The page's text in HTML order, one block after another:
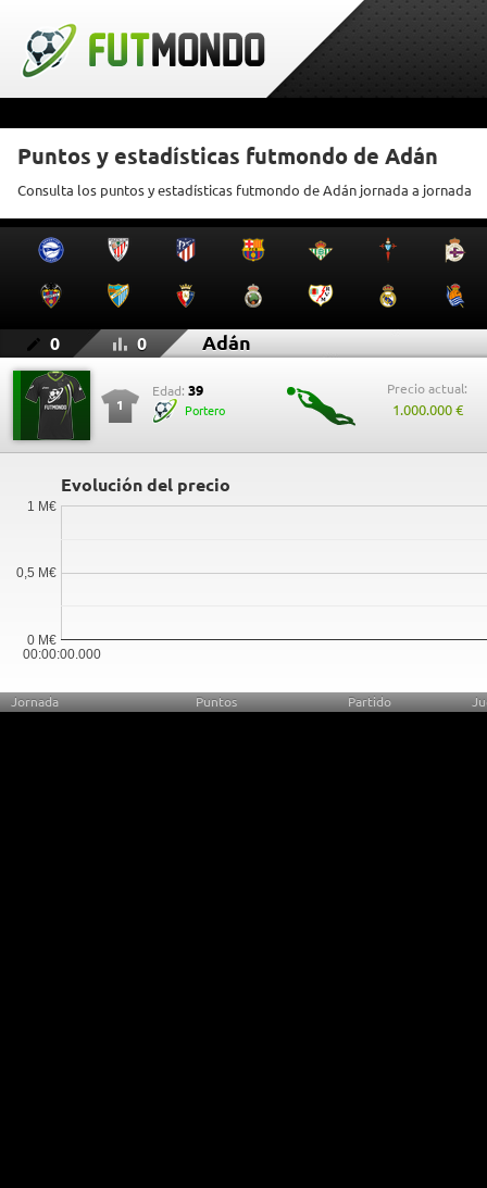
Puntos y estadísticas futmondo de Adán
Consulta los puntos y estadísticas futmondo de Adán jornada a jornada
0 0 Adán
1
Edad: 39
Portero
Precio actual:
1.000.000 €
Evolución del precio
00:00:00.000
0 M€
0,5 M€
1 M€
Jornada Puntos Partido